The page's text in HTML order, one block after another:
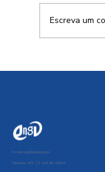
Escreva um
E-mail:engd@engd.org.br
Telefone: +55 11 91592-2809